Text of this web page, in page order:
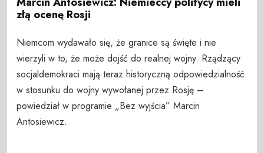
złą ocenę Rosji
Niemcom wydawało się, że granice są święte i nie
wierzyli w to, że może dojść do realnej wojny. Rządzący
socjaldemokraci mają teraz historyczną odpowiedzialność
w stosunku do wojny wywołanej przez Rosję –
powiedział w programie „Bez wyjścia” Marcin
Antosiewicz.